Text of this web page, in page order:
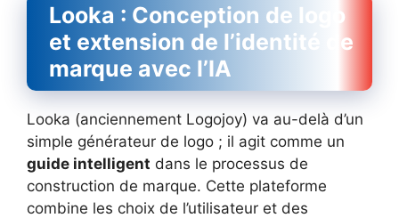
Looka : Conception de logo
et extension de l’identité de
marque avec l’IA
Looka (anciennement Logojoy) va au-delà d’un
simple générateur de logo ; il agit comme un
guide intelligent dans le processus de
construction de marque. Cette plateforme
combine les choix de l’utilisateur et des